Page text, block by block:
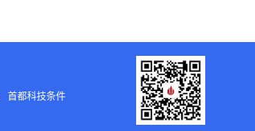
首都科技条件